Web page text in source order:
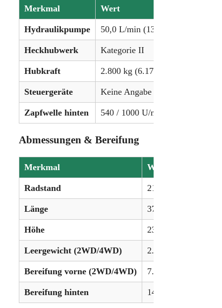
Merkmal Wert
Hydraulikpumpe 50,0 L/min (13,2 gpm)
Heckhubwerk Kategorie II
Hubkraft 2.800 kg (6.174 lbs)
Steuergeräte Keine Angabe
Zapfwelle hinten 540 / 1000 U/min
Abmessungen & Bereifung
Merkmal Wert
Radstand 212 cm (83,5 in)
Länge 373 cm (146,9 in)
Höhe 237 cm (93,7 in)
Leergewicht (2WD/4WD) 2.580 kg / 2.730 kg
Bereifung vorne (2WD/4WD) 7.50-16 / 9.5R24
Bereifung hinten 14.9R30